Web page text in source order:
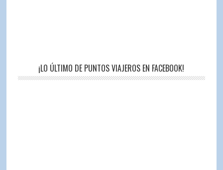
¡LO ÚLTIMO DE PUNTOS VIAJEROS EN FACEBOOK!